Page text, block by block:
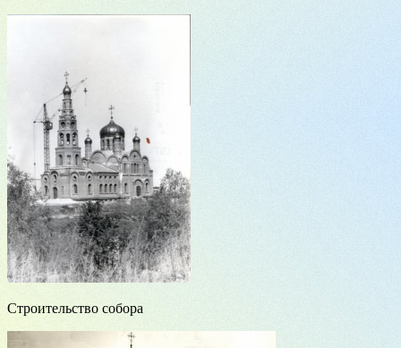
Строительство собора